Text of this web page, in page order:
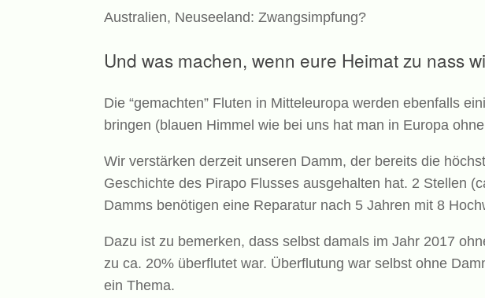
Australien, Neuseeland: Zwangsimpfung?
Und was machen, wenn eure Heimat zu nass
Die “gemachten” Fluten in Mitteleuropa werden ebenfalls
bringen (blauen Himmel wie bei uns hat man in Europa
Wir verstärken derzeit unseren Damm, der bereits die
Geschichte des Pirapo Flusses ausgehalten hat. 2 Stellen
Damms benötigen eine Reparatur nach 5 Jahren mit 8
Dazu ist zu bemerken, dass selbst damals im Jahr 2017
zu ca. 20% überflutet war. Überflutung war selbst ohne
ein Thema.